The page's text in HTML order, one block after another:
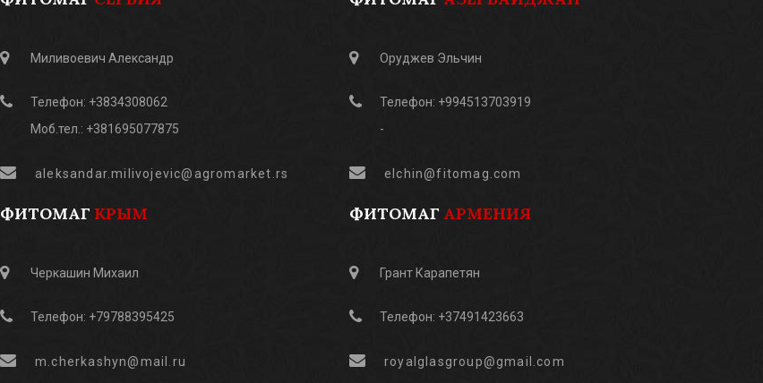
Миливоевич Александр
Телефон: +3834308062
Моб.тел.: +381695077875
aleksandar.milivojevic@agromarket.rs
Оруджев Эльчин
Телефон: +994513703919
-
elchin@fitomag.com
ФИТОМАГ КРЫМ
Черкашин Михаил
Телефон: +79788395425
m.cherkashyn@mail.ru
ФИТОМАГ АРМЕНИЯ
Грант Карапетян
Телефон: +37491423663
royalglasgroup@gmail.com